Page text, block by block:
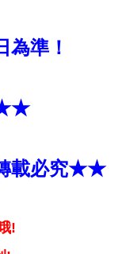
為準！
★★
載必究★★
!